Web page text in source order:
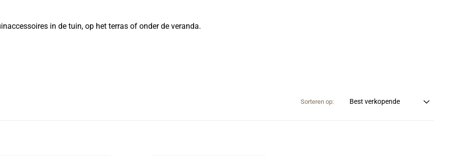
in de tuin, op het terras of onder de veranda.
Sorteren op: